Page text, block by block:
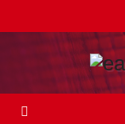
to